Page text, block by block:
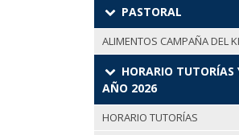
PASTORAL
ALIMENTOS CAMPAÑA DEL
HORARIO TUTORÍAS
AÑO 2026
HORARIO TUTORÍAS